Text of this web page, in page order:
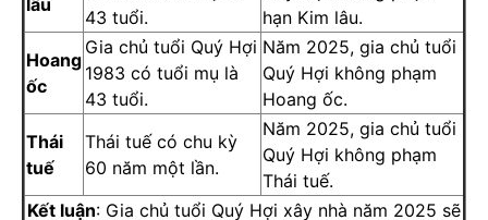
lâu
43 tuổi.
hạn Kim lâu.
Hoang
ốc
Gia chủ tuổi Quý Hợi
1983 có tuổi mụ là
43 tuổi.
Năm 2025, gia chủ tuổi
Quý Hợi không phạm
Hoang ốc.
Thái
tuế
Thái tuế có chu kỳ
60 năm một lần.
Năm 2025, gia chủ tuổi
Quý Hợi không phạm
Thái tuế.
Kết luận: Gia chủ tuổi Quý Hợi xây nhà năm 2025 sẽ